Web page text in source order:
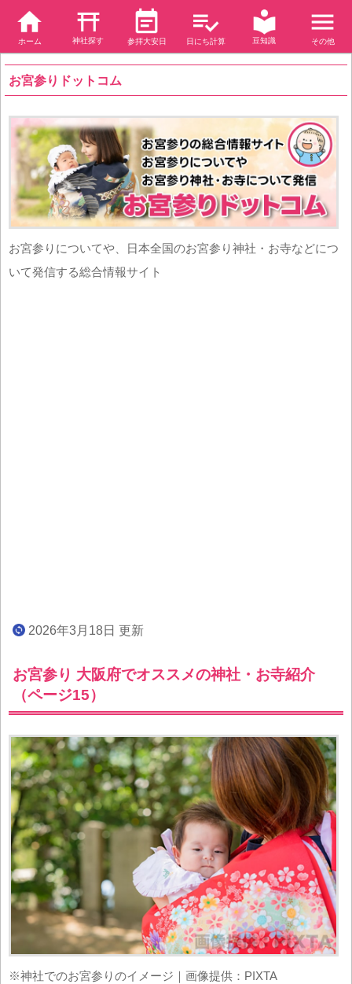
ホーム 神社探す 参拝大安日 日にち計算 豆知識 その他
お宮参りドットコム
お宮参りについてや、日本全国のお宮参り神社・お寺などにつ
いて発信する総合情報サイト
2026年3月18日 更新
お宮参り 大阪府でオススメの神社・お寺紹介
（ページ15）
※神社でのお宮参りのイメージ｜画像提供：PIXTA